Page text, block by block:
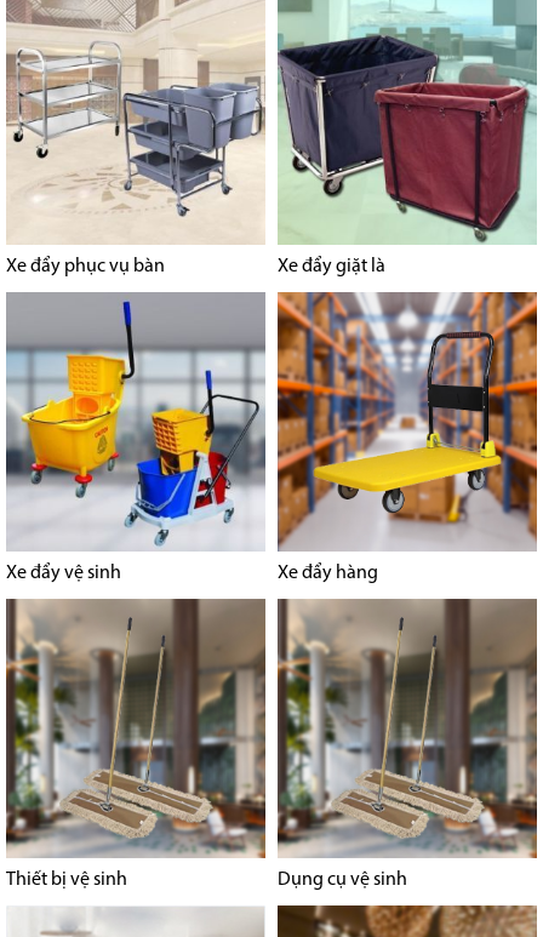
Xe đẩy phục vụ bàn Xe đẩy giặt là
Xe đẩy vệ sinh Xe đẩy hàng
Thiết bị vệ sinh Dụng cụ vệ sinh